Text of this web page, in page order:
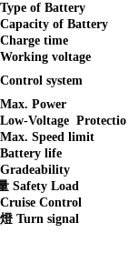
of Battery
of Battery
time
voltage
system
Power
Voltage Protectio
Speed limit
life
Safety Load
Control
Turn signal